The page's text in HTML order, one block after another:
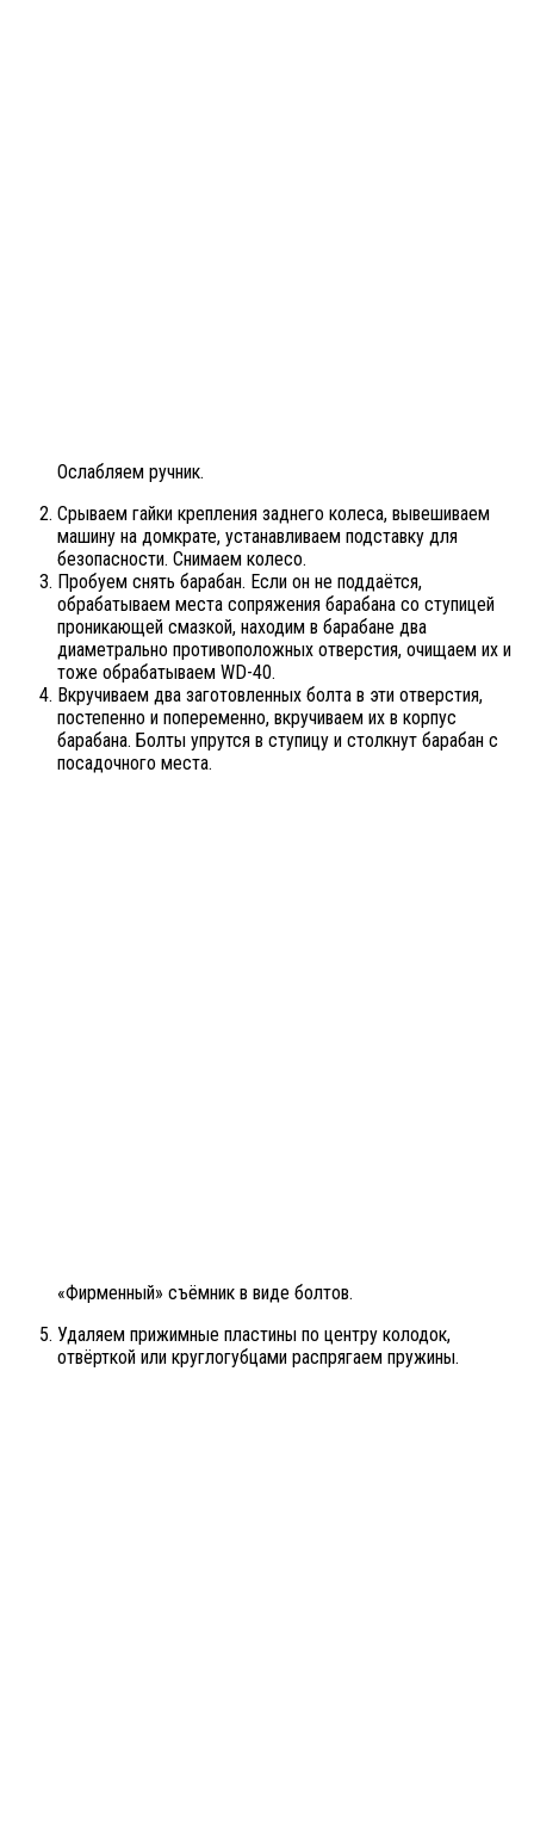
Ослабляем ручник.
Срываем гайки крепления заднего колеса, вывешиваем
машину на домкрате, устанавливаем подставку для
безопасности. Снимаем колесо.
Пробуем снять барабан. Если он не поддаётся,
обрабатываем места сопряжения барабана со ступицей
проникающей смазкой, находим в барабане два
диаметрально противоположных отверстия, очищаем их и
тоже обрабатываем WD-40.
Вкручиваем два заготовленных болта в эти отверстия,
постепенно и попеременно, вкручиваем их в корпус
барабана. Болты упрутся в ступицу и столкнут барабан с
посадочного места.
«Фирменный» съёмник в виде болтов.
Удаляем прижимные пластины по центру колодок,
отвёрткой или круглогубцами распрягаем пружины.